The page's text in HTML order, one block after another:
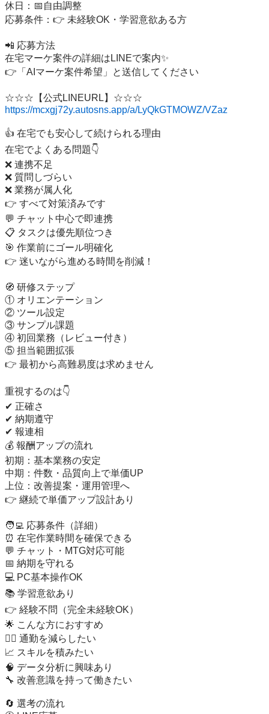
休日：📅自由調整
応募条件：👉 未経験OK・学習意欲ある方
📲 応募方法
在宅マーケ案件の詳細はLINEで案内✨
👉「AIマーケ案件希望」と送信してください
https://mcxgj72y.autosns.app/a/LyQkGTMOWZ/VZaz
👍 在宅でも安心して続けられる理由
在宅でよくある問題👇
❌ 連携不足
❌ 質問しづらい
❌ 業務が属人化
👉 すべて対策済みです
💬 チャット中心で即連携
📋 タスクは優先順位つき
🎯 作業前にゴール明確化
👉 迷いながら進める時間を削減！
🧭 研修ステップ
① オリエンテーション
② ツール設定
③ サンプル課題
④ 初回業務（レビュー付き）
⑤ 担当範囲拡張
👉 最初から高難易度は求めません
重視するのは👇
✔ 正確さ
✔ 納期遵守
✔ 報連相
💰 報酬アップの流れ
初期：基本業務の安定
中期：件数・品質向上で単価UP
上位：改善提案・運用管理へ
👉 継続で単価アップ設計あり
🧑‍💻 応募条件（詳細）
⏰ 在宅作業時間を確保できる
💬 チャット・MTG対応可能
📅 納期を守れる
💻 PC基本操作OK
📚 学習意欲あり
👉 経験不問（完全未経験OK）
🌟 こんな方におすすめ
🚶‍♂️ 通勤を減らしたい
📈 スキルを積みたい
🧠 データ分析に興味あり
🔧 改善意識を持って働きたい
🔄 選考の流れ